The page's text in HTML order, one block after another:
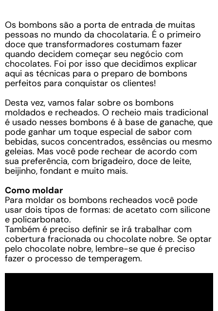
Os bombons são a porta de entrada de muitas
pessoas no mundo da chocolataria. É o primeiro
doce que transformadores costumam fazer
quando decidem começar seu negócio com
chocolates. Foi por isso que decidimos explicar
aqui as técnicas para o preparo de bombons
perfeitos para conquistar os clientes!
Desta vez, vamos falar sobre os bombons
moldados e recheados. O recheio mais tradicional
é usado nesses bombons é à base de ganache, que
pode ganhar um toque especial de sabor com
bebidas, sucos concentrados, essências ou mesmo
geleias. Mas você pode rechear de acordo com
sua preferência, com brigadeiro, doce de leite,
beijinho, fondant e muito mais.
Como moldar
Para moldar os bombons recheados você pode
usar dois tipos de formas: de acetato com silicone
e policarbonato.
Também é preciso definir se irá trabalhar com
cobertura fracionada ou chocolate nobre. Se optar
pelo chocolate nobre, lembre-se que é preciso
fazer o processo de temperagem.